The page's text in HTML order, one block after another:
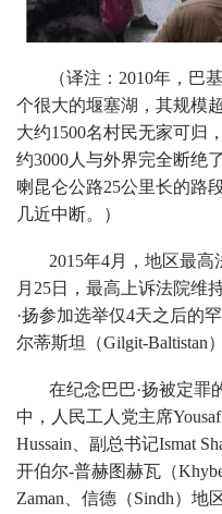
（译注：2010年，巴
个很大的堰塞湖，其规模
大约1500名村民无家可归
约3000人与外界完全断绝
喇昆仑公路25公里长的路
几近中断。）
2015年4月，地区最
月25日，最高上诉法院维
·扬参加选举仅4天之后的
尔蒂斯坦（Gilgit-Baltistan
在纪念巴巴·扬被定罪
中，人民工人党主席
Hussain、副总书记Ismat
开伯尔-普赫图赫瓦（
Zaman、信德（Sindh）地